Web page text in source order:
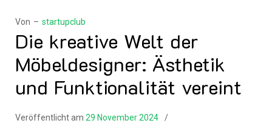
Von – startupclub
Die kreative Welt der
Möbeldesigner: Ästhetik
und Funktionalität vereint
Veröffentlicht am 29 November 2024